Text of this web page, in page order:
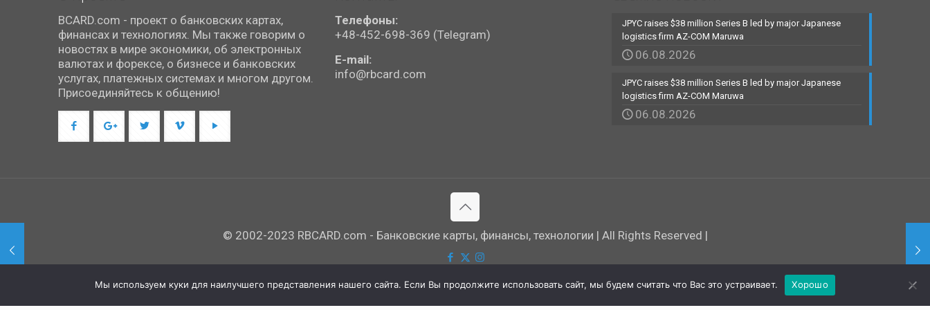
BCARD.com - проект о банковских картах,
финансах и технологиях. Мы также говорим о
новостях в мире экономики, об электронных
валютах и форексе, о бизнесе и банковских
услугах, платежных системах и многом другом.
Присоединяйтесь к общению!
Телефоны:
+48-452-698-369 (Telegram)
E-mail:
info@rbcard.com
JPYC raises $38 million Series B led by major Japanese
logistics firm AZ-COM Maruwa
06.08.2026
JPYC raises $38 million Series B led by major Japanese
logistics firm AZ-COM Maruwa
06.08.2026
© 2002-2023 RBCARD.com - Банковские карты, финансы, технологии | All Rights Reserved |
Мы используем куки для наилучшего представления нашего сайта. Если Вы продолжите использовать сайт, мы будем считать что Вас это устраивает. Хорошо